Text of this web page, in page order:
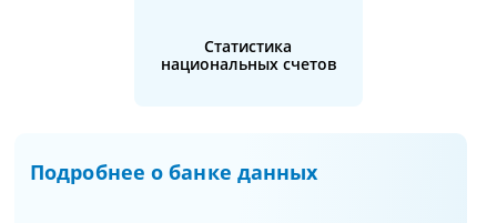
Статистика
национальных счетов
Подробнее о банке данных